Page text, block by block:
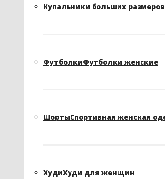
Купальники больших размеров
ФутболкиФутболки женские
ШортыСпортивная женская
ХудиХуди для женщин